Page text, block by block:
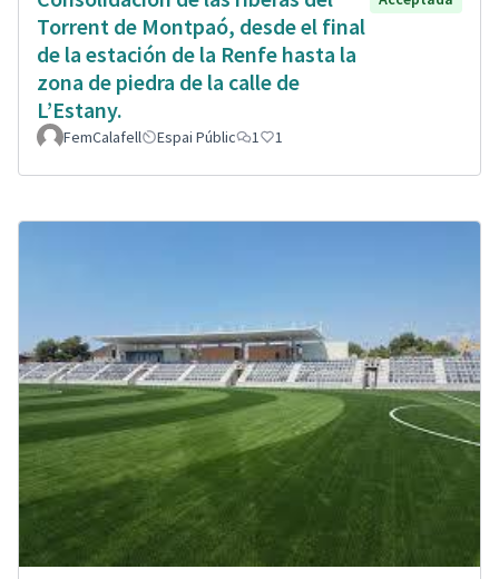
Torrent de Montpaó, desde el final
de la estación de la Renfe hasta la
zona de piedra de la calle de
L’Estany.
FemCalafell Espai Públic 1 1